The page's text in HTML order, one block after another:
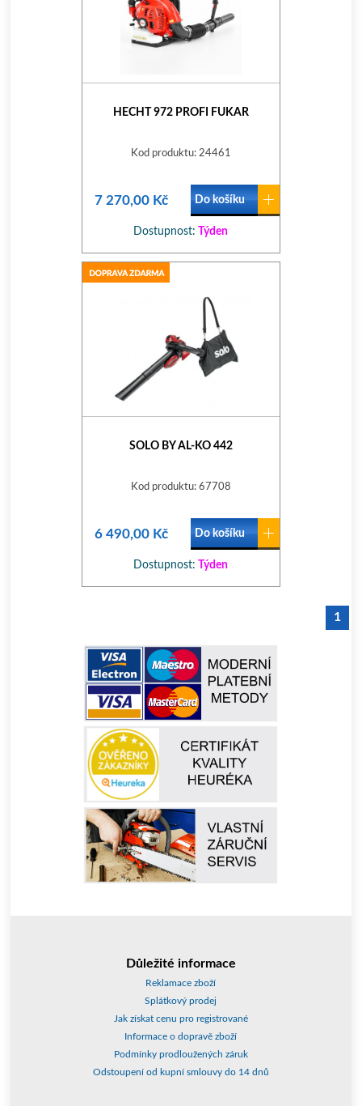
HECHT 972 PROFI FUKAR
Kod produktu: 24461
7 270,00 Kč Do košíku
Dostupnost: Týden
SOLO BY AL-KO 442
Kod produktu: 67708
6 490,00 Kč Do košíku
Dostupnost: Týden
1
Důležité informace
Reklamace zboží
Splátkový prodej
Jak získat cenu pro registrované
Informace o dopravě zboží
Podmínky prodloužených záruk
Odstoupení od kupní smlouvy do 14 dnů